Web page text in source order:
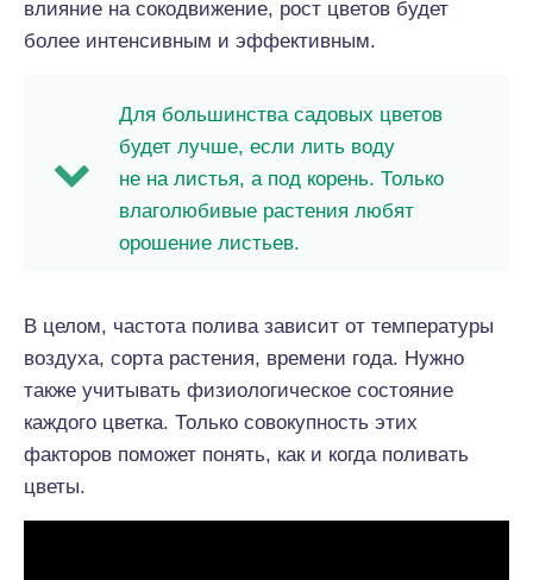
влияние на сокодвижение, рост цветов будет
более интенсивным и эффективным.
Для большинства садовых цветов
будет лучше, если лить воду
не на листья, а под корень. Только
влаголюбивые растения любят
орошение листьев.
В целом, частота полива зависит от температуры
воздуха, сорта растения, времени года. Нужно
также учитывать физиологическое состояние
каждого цветка. Только совокупность этих
факторов поможет понять, как и когда поливать
цветы.